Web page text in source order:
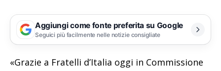
Aggiungi come fonte preferita su Google
Seguici più facilmente nelle notizie consigliate
«Grazie a Fratelli d’Italia oggi in Commissione